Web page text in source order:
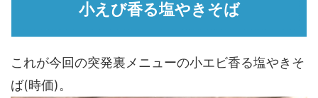
小えび香る塩やきそば
これが今回の突発裏メニューの小エビ香る塩やきそ
ば(時価)。